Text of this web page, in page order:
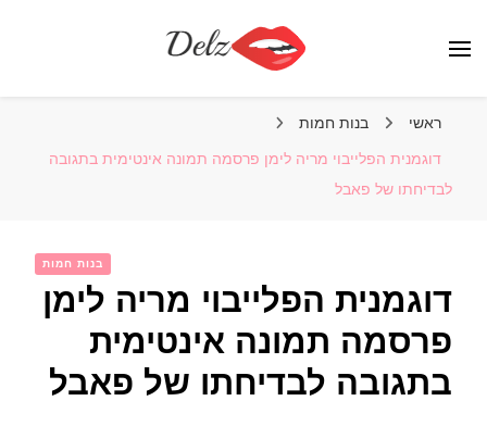
ראשי בנות חמות
דוגמנית הפלייבוי מריה לימן פרסמה תמונה אינטימית בתגובה
לבדיחתו של פאבל
בנות חמות
דוגמנית הפלייבוי מריה לימן
פרסמה תמונה אינטימית
בתגובה לבדיחתו של פאבל